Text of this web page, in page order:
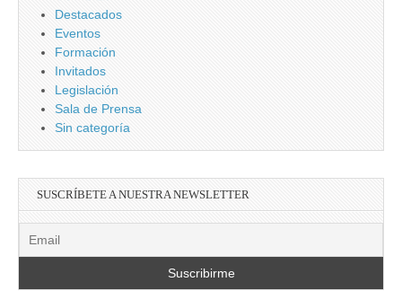
Destacados
Eventos
Formación
Invitados
Legislación
Sala de Prensa
Sin categoría
SUSCRÍBETE A NUESTRA NEWSLETTER